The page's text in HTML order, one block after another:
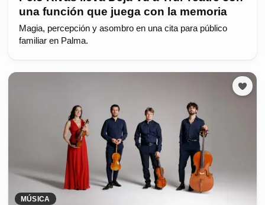
una función que juega con la memoria
Magia, percepción y asombro en una cita para público
familiar en Palma.
MÚSICA